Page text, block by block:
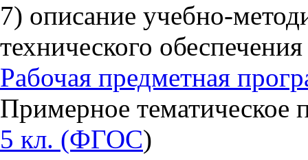
7) описание учебно-
технического
Рабочая предметная
Примерное тематическое
5 кл. (ФГОС)